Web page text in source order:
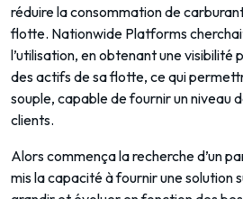
réduire la consommation de
flotte. Nationwide Platforms
l’utilisation, en obtenant une visibilité
des actifs de sa flotte, ce qui
souple, capable de fournir un niveau
clients.
Alors commença la recherche d’un
mis la capacité à fournir une solution